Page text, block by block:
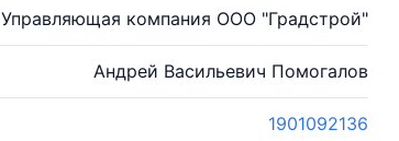
Управляющая компания ООО "Градстрой"
Андрей Васильевич Помогалов
1901092136